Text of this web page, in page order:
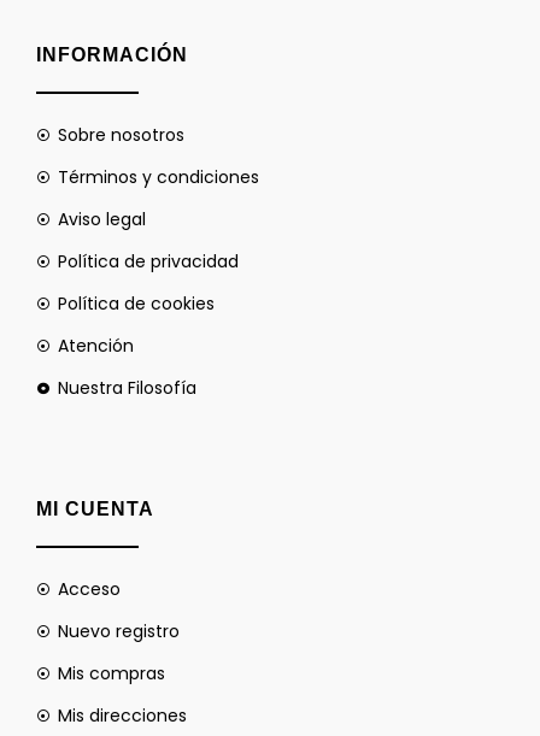
INFORMACIÓN
Sobre nosotros
Términos y condiciones
Aviso legal
Política de privacidad
Política de cookies
Atención
Nuestra Filosofía
MI CUENTA
Acceso
Nuevo registro
Mis compras
Mis direcciones